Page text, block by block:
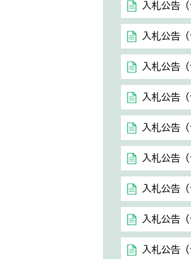
入札公告
入札公告
入札公告
入札公告
入札公告
入札公告
入札公告
入札公告
入札公告